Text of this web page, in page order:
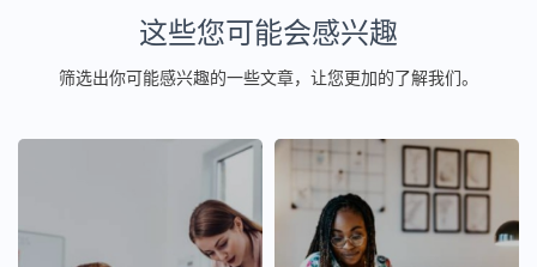
这些您可能会感兴趣
筛选出你可能感兴趣的一些文章，让您更加的了解我们。